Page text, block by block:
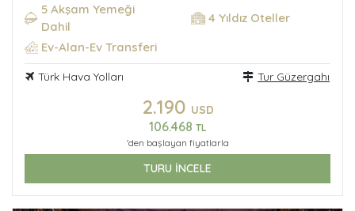
5 Akşam Yemeği
Dahil
4 Yıldız Oteller
Ev-Alan-Ev Transferi
Türk Hava Yolları Tur Güzergahı
2.190 USD
106.468 TL
'den başlayan fiyatlarla
TURU İNCELE